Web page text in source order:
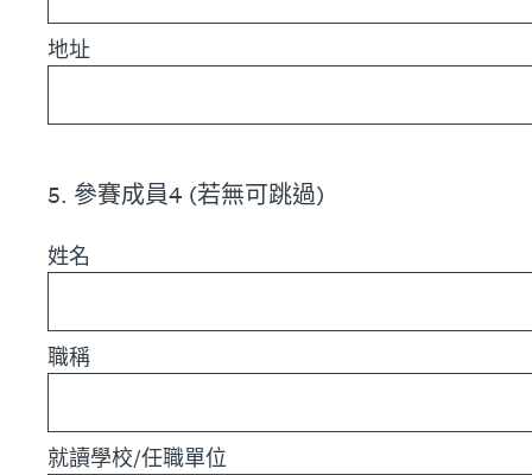
地址
5. 參賽成員4 (若無可跳過)
姓名
職稱
就讀學校/任職單位